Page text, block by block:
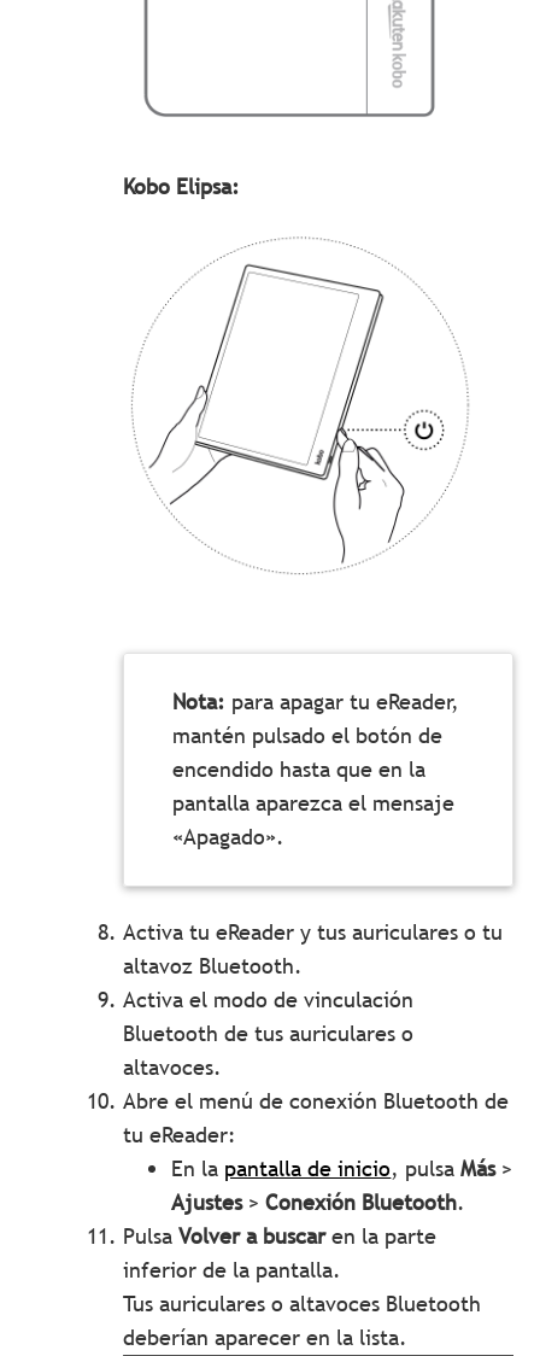
Kobo Elipsa:
Nota: para apagar tu eReader,
mantén pulsado el botón de
encendido hasta que en la
pantalla aparezca el mensaje
«Apagado».
Activa tu eReader y tus auriculares o tu
altavoz Bluetooth.
Activa el modo de vinculación
Bluetooth de tus auriculares o
altavoces.
Abre el menú de conexión Bluetooth de
tu eReader:
En la pantalla de inicio, pulsaMás>
Ajustes>Conexión Bluetooth.
PulsaVolver a buscaren la parte
inferior de la pantalla.
Tus auriculares o altavoces Bluetooth
deberían aparecer en la lista.